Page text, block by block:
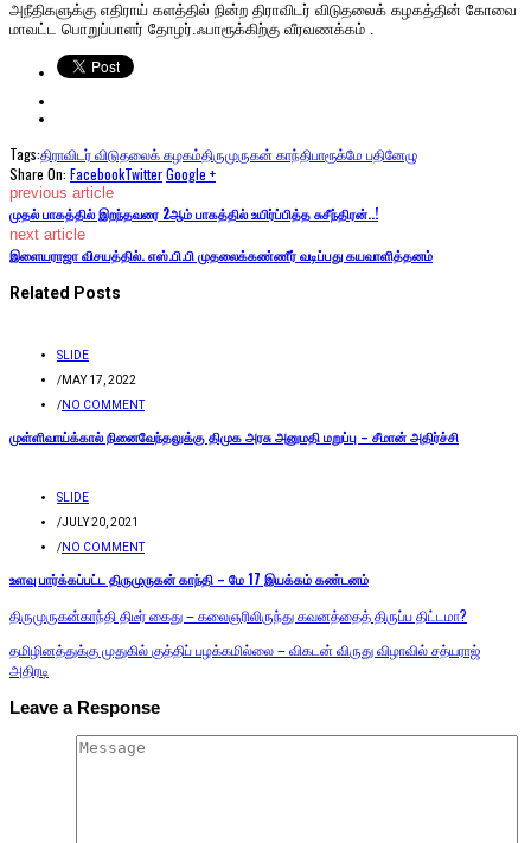
அநீதிகளுக்கு எதிராய் களத்தில் நின்ற திராவிடர் விடுதலைக் கழகத்தின் கோவை
மாவட்ட பொறுப்பாளர் தோழர்.ஃபாரூக்கிற்கு வீரவணக்கம் .
Tags:திராவிடர் விடுதலைக் கழகம்திருமுருகன் காந்திபாரூக்மே பதினேழு
Share On: FacebookTwitterGoogle +
previous article
முதல் பாகத்தில் இறந்தவரை 2ஆம் பாகத்தில் உயிர்ப்பித்த சுசீந்திரன்..!
next article
இளையராஜா விசயத்தில். எஸ்.பி.பி முதலைக்கண்ணீர் வடிப்பது கயவாளித்தனம்
Related Posts
SLIDE
/MAY 17, 2022
/NO COMMENT
முள்ளிவாய்க்கால் நினைவேந்தலுக்கு திமுக அரசு அனுமதி மறுப்பு – சீமான் அதிர்ச்சி
SLIDE
/JULY 20, 2021
/NO COMMENT
உளவு பார்க்கப்பட்ட திருமுருகன் காந்தி – மே 17 இயக்கம் கண்டனம்
திருமுருகன்காந்தி திடீர் கைது – கலைஞரிலிருந்து கவனத்தைத் திருப்ப திட்டமா?
தமிழினத்துக்கு முதுகில் குத்திப் பழக்கமில்லை – விகடன் விருது விழாவில் சத்யராஜ்
அதிரடி
Leave a Response